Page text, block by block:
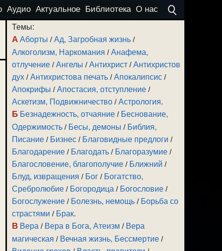
Аудио Актуальное Библиотека О нас
Темы:
А Аборты /Ад, Загробная жизнь /
Алкоголизм, Наркомания /Анафема,
отлучение /Ангелы /Антихрист /Антихристов
дух /Антихристова печать /Апокалипсис /
Апокрифы /Апостасия, отступление /
Аскетизм, Подвижничество /Астрология.
Б Безнадежность, отчаяние / Беснование,
Одержимость / Бесы, демоны / Библия,
Писание / Бизнес / Благовидные предлоги /
Благодарение / Благодать / Благоразумие /
Благословение, благополучие / Ближний /
Блуд, извращения / Бог / Богатство,
Сребролюбие / Богородица / Богословие /
Богослужение / Болезнь, немощь / Борьба со
страстями / Брак.
В Вера / Вера в Бога, Атеизм / Вера
магическая / Вечная жизнь, Бессмертие /